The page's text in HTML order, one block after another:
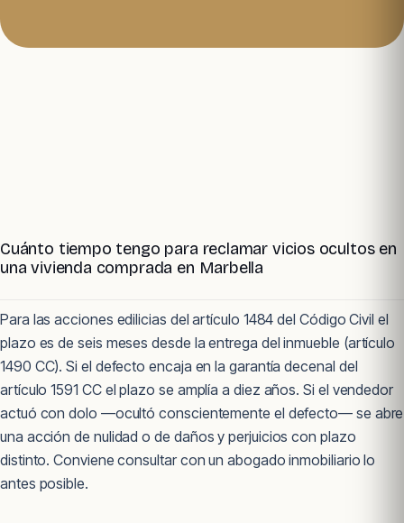
Cuánto tiempo tengo para reclamar vicios ocultos en
una vivienda comprada en Marbella
Para las acciones edilicias del artículo 1484 del Código Civil el
plazo es de seis meses desde la entrega del inmueble (artículo
1490 CC). Si el defecto encaja en la garantía decenal del
artículo 1591 CC el plazo se amplía a diez años. Si el vendedor
actuó con dolo —ocultó conscientemente el defecto— se abre
una acción de nulidad o de daños y perjuicios con plazo
distinto. Conviene consultar con un abogado inmobiliario lo
antes posible.